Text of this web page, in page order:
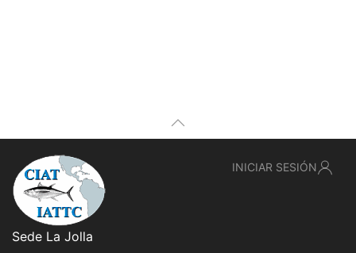
Sede La Jolla
INICIAR SESIÓN